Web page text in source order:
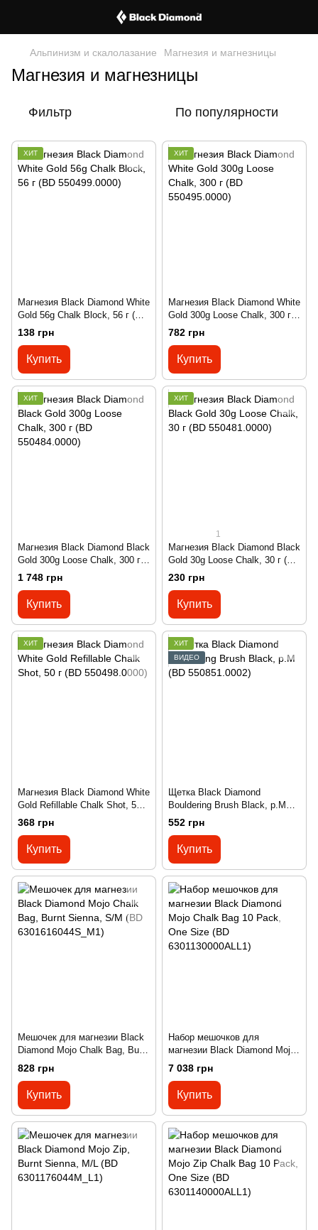
Альпинизм и скалолазание Магнезия и магнезницы
Магнезия и магнезницы
Фильтр По популярности
ХИТ
Магнезия Black Diamond White
Gold 56g Chalk Block, 56 г (BD
550499.0000)
138 грн
Купить
ХИТ
Магнезия Black Diamond White
Gold 300g Loose Chalk, 300 г
(BD 550495.0000)
782 грн
Купить
ХИТ
Магнезия Black Diamond Black
Gold 300g Loose Chalk, 300 г
(BD 550484.0000)
1 748 грн
Купить
ХИТ
1
Магнезия Black Diamond Black
Gold 30g Loose Chalk, 30 г (BD
550481.0000)
230 грн
Купить
ХИТ
Магнезия Black Diamond White
Gold Refillable Chalk Shot, 50 г
(BD 550498.0000)
368 грн
Купить
ХИТ
ВИДЕО
Щетка Black Diamond
Bouldering Brush Black, р.M
(BD 550851.0002)
552 грн
Купить
Мешочек для магнезии Black
Diamond Mojo Chalk Bag, Burnt
Sienna, S/M (BD
6301616044S_M1)
828 грн
Купить
Набор мешочков для
магнезии Black Diamond Mojo
Chalk Bag 10 Pack, One Size
(BD 6301130000ALL1)
7 038 грн
Купить